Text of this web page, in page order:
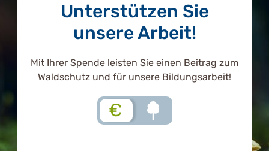
Unterstützen Sie
unsere Arbeit!
Mit Ihrer Spende leisten Sie einen Beitrag zum
Waldschutz und für unsere Bildungsarbeit!
€